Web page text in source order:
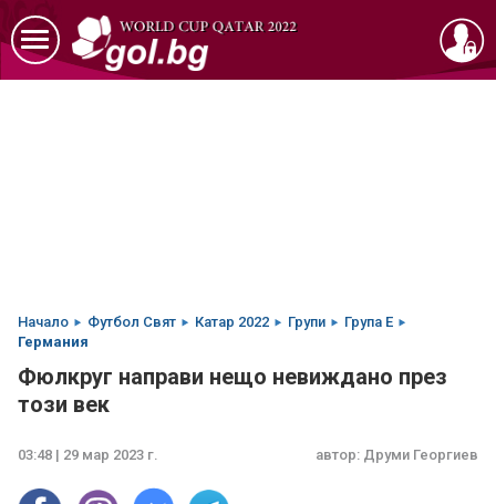
Начало Футбол Свят Катар 2022 Групи
Група E
Германия
Фюлкруг направи нещо невиждано през
този век
03:48 | 29 мар 2023 г. автор: Друми Георгиев